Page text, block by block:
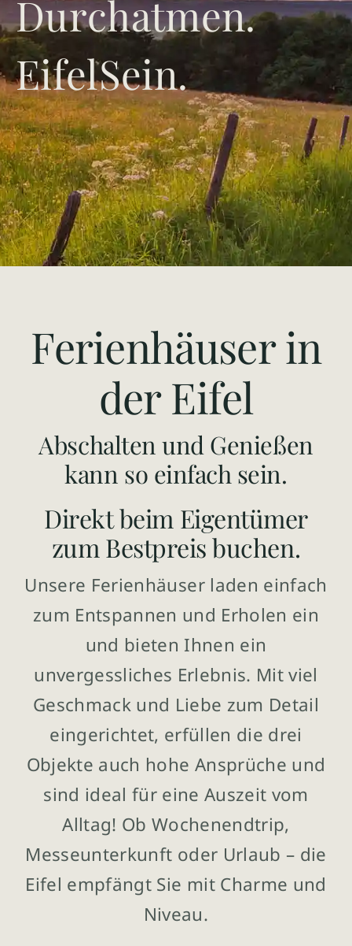
Durchatmen.
EifelSein.
Ferienhäuser in
der Eifel
Abschalten und Genießen
kann so einfach sein.
Direkt beim Eigentümer
zum Bestpreis buchen.
Unsere Ferienhäuser laden einfach
zum Entspannen und Erholen ein
und bieten Ihnen ein
unvergessliches Erlebnis. Mit viel
Geschmack und Liebe zum Detail
eingerichtet, erfüllen die drei
Objekte auch hohe Ansprüche und
sind ideal für eine Auszeit vom
Alltag! Ob Wochenendtrip,
Messeunterkunft oder Urlaub – die
Eifel empfängt Sie mit Charme und
Niveau.